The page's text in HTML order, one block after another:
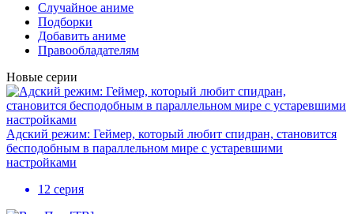
Случайное аниме
Подборки
Добавить аниме
Правообладателям
Новые серии
Адский режим: Геймер, который любит спидран, становится
бесподобным в параллельном мире с устаревшими
настройками
12 серия